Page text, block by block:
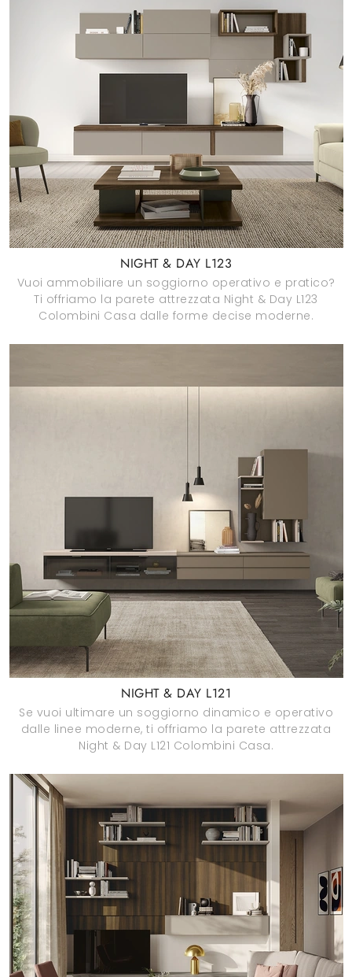
NIGHT & DAY L123
Vuoi ammobiliare un soggiorno operativo e pratico?
Ti offriamo la parete attrezzata Night & Day L123
Colombini Casa dalle forme decise moderne.
NIGHT & DAY L121
Se vuoi ultimare un soggiorno dinamico e operativo
dalle linee moderne, ti offriamo la parete attrezzata
Night & Day L121 Colombini Casa.